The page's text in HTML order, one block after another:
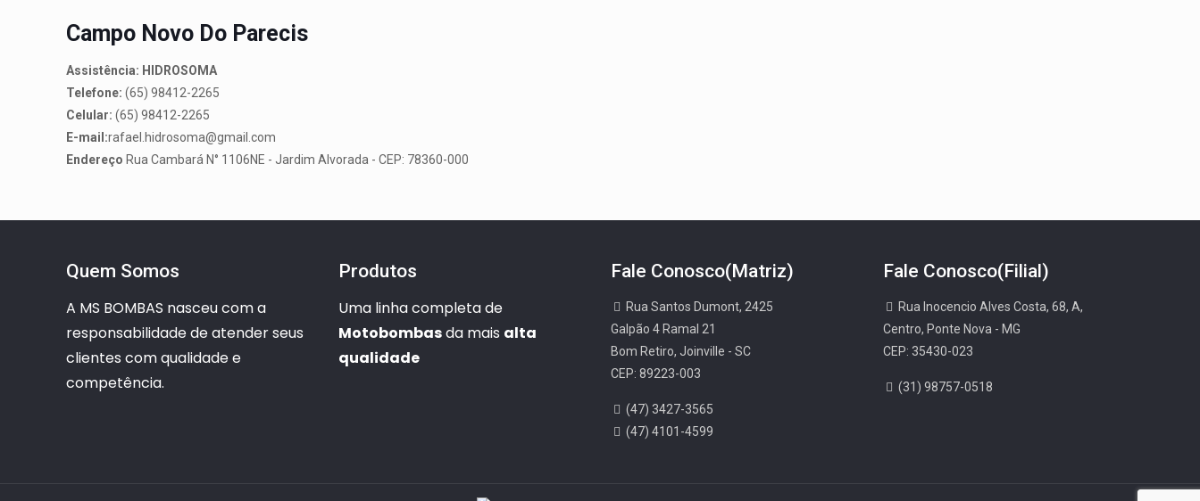
Campo Novo Do Parecis
Assistência: HIDROSOMA
Telefone: (65) 98412-2265
Celular: (65) 98412-2265
E-mail:rafael.hidrosoma@gmail.com
Endereço Rua Cambará N° 1106NE - Jardim Alvorada - CEP: 78360-000
Quem Somos
A MS BOMBAS nasceu com a
responsabilidade de atender seus
clientes com qualidade e
competência.
Produtos
Uma linha completa de
Motobombasda mais alta
qualidade
Fale Conosco(Matriz)
Rua Santos Dumont, 2425
Galpão 4 Ramal 21
Bom Retiro, Joinville - SC
CEP: 89223-003
(47) 3427-3565
(47) 4101-4599
Fale Conosco(Filial)
Rua Inocencio Alves Costa, 68, A,
Centro, Ponte Nova - MG
CEP: 35430-023
(31) 98757-0518